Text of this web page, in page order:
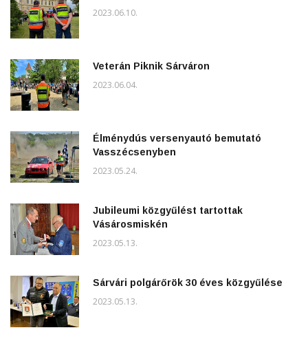
2023.06.10.
Veterán Piknik Sárváron
2023.06.04.
Élménydús versenyautó bemutató
Vasszécsenyben
2023.05.24.
Jubileumi közgyűlést tartottak
Vásárosmiskén
2023.05.13.
Sárvári polgárőrök 30 éves közgyűlése
2023.05.13.